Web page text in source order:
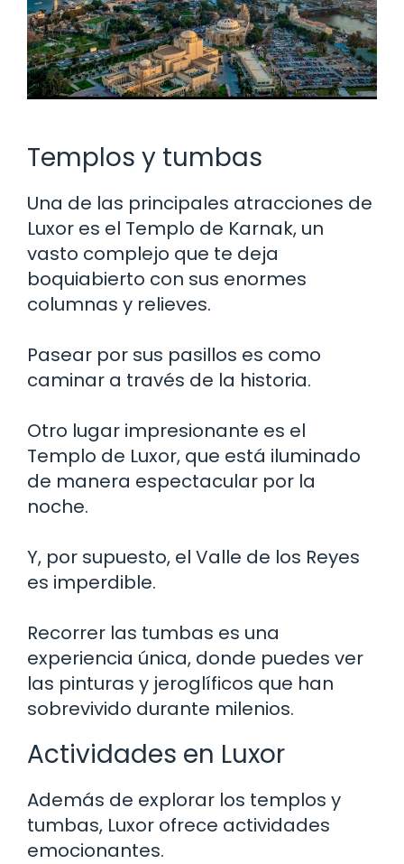
Templos y tumbas
Una de las principales atracciones de
Luxor es el Templo de Karnak, un
vasto complejo que te deja
boquiabierto con sus enormes
columnas y relieves.
Pasear por sus pasillos es como
caminar a través de la historia.
Otro lugar impresionante es el
Templo de Luxor, que está iluminado
de manera espectacular por la
noche.
Y, por supuesto, el Valle de los Reyes
es imperdible.
Recorrer las tumbas es una
experiencia única, donde puedes ver
las pinturas y jeroglíficos que han
sobrevivido durante milenios.
Actividades en Luxor
Además de explorar los templos y
tumbas, Luxor ofrece actividades
emocionantes.